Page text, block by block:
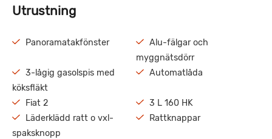
Utrustning
Panoramatakfönster
Alu-fälgar och
myggnätsdörr
3-lågig gasolspis med
köksfläkt
Automatlåda
Fiat 2
3 L 160 HK
Läderklädd ratt o vxl-
spaksknopp
Rattknappar